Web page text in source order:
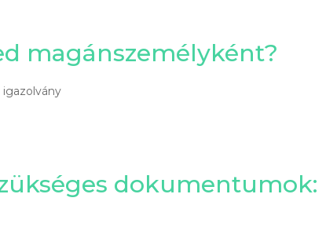
magánszemélyként?
dokumentumok: